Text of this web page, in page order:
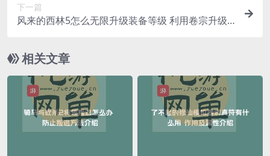
下一篇
风来的西林5怎么无限升级装备等级 利用卷宗升级
相关文章